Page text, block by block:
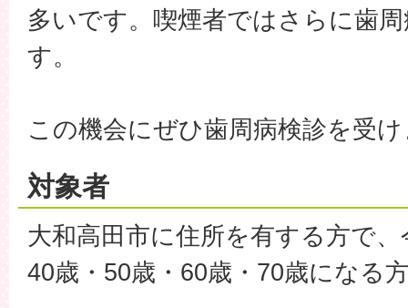
多いです。喫煙者ではさらに歯
す。
この機会にぜひ歯周病検診を受
対象者
大和高田市に住所を有する方で
40歳・50歳・60歳・70歳になる